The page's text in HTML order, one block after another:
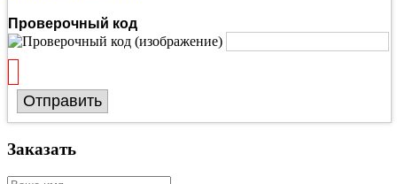
Проверочный код
Отправить
Заказать